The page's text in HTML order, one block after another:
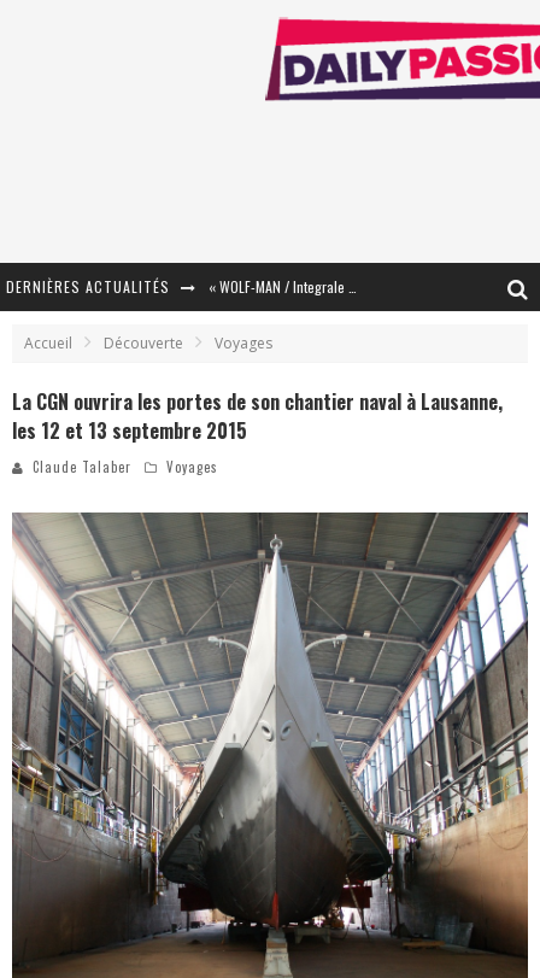
DERNIÈRES ACTUALITÉS
Star Fox
« MOFUSAND / Parler Japonais » – Des Expressions Pratiques !
« Dr Wertham / L’homme qui étudia les tueurs en série » - Un Métier à Risque !
Assassin's Creed Black Flag Resynced
« Le Vent dand les Saules » - Une Belle Histoire !
« Damn Them All » - Un duo de Choc !
Yoshi and the mysterious book
Accueil Découverte Voyages
La CGN ouvrira les portes de son chantier naval à Lausanne,
les 12 et 13 septembre 2015
Claude Talaber Voyages